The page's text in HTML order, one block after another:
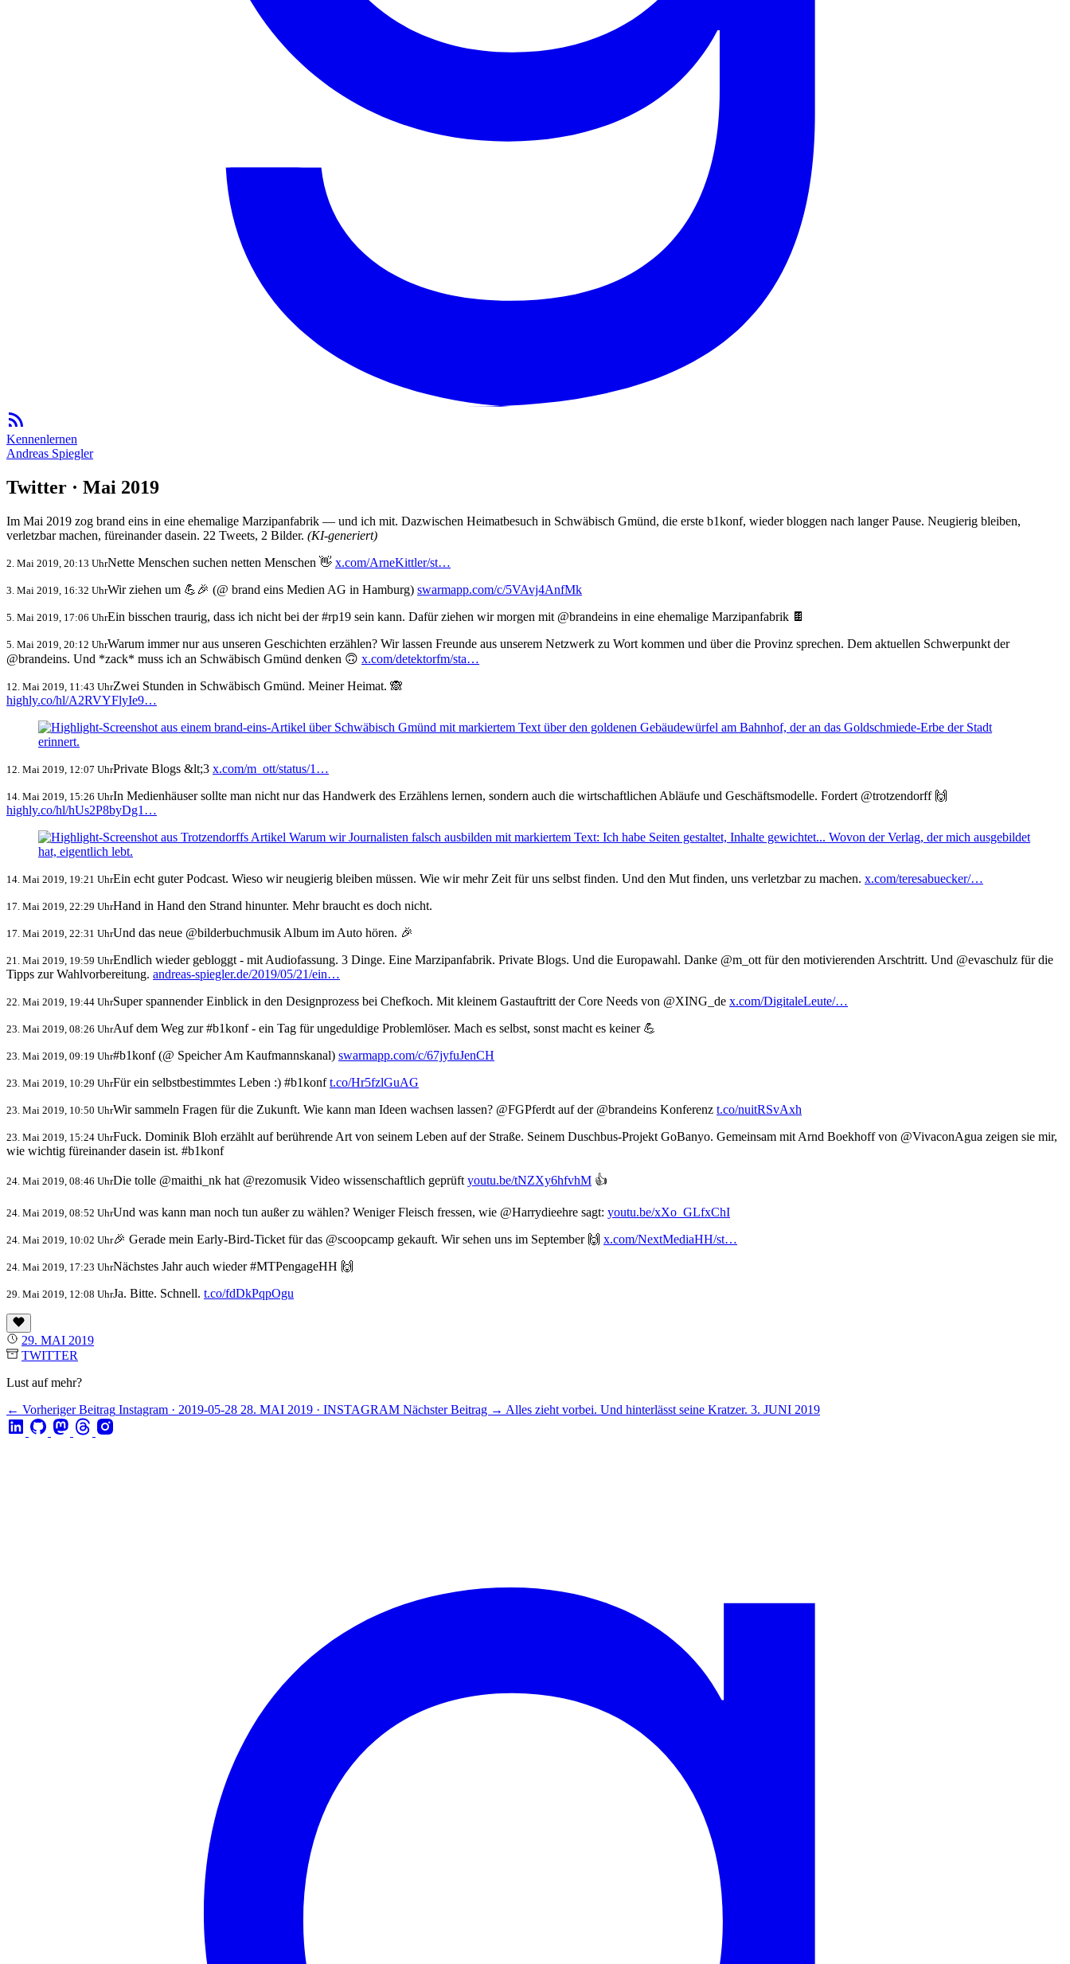
Kennenlernen
Andreas Spiegler
Twitter · Mai 2019
Im Mai 2019 zog brand eins in eine ehemalige Marzipanfabrik — und ich mit. Dazwischen Heimatbesuch in Schwäbisch Gmünd, die erste b1konf, wieder bloggen nach langer Pause. Neugierig bleiben,
verletzbar machen, füreinander dasein. 22 Tweets, 2 Bilder. (KI-generiert)
2. Mai 2019, 20:13 UhrNette Menschen suchen netten Menschen 👋 x.com/ArneKittler/st…
3. Mai 2019, 16:32 UhrWir ziehen um 💪🎉 (@ brand eins Medien AG in Hamburg) swarmapp.com/c/5VAvj4AnfMk
5. Mai 2019, 17:06 UhrEin bisschen traurig, dass ich nicht bei der #rp19 sein kann. Dafür ziehen wir morgen mit @brandeins in eine ehemalige Marzipanfabrik 🍫
5. Mai 2019, 20:12 UhrWarum immer nur aus unseren Geschichten erzählen? Wir lassen Freunde aus unserem Netzwerk zu Wort kommen und über die Provinz sprechen. Dem aktuellen Schwerpunkt der
@brandeins. Und *zack* muss ich an Schwäbisch Gmünd denken 🙃 x.com/detektorfm/sta…
12. Mai 2019, 11:43 UhrZwei Stunden in Schwäbisch Gmünd. Meiner Heimat. 🙈
highly.co/hl/A2RVYFlyIe9…
12. Mai 2019, 12:07 UhrPrivate Blogs &lt;3 x.com/m_ott/status/1…
14. Mai 2019, 15:26 UhrIn Medienhäuser sollte man nicht nur das Handwerk des Erzählens lernen, sondern auch die wirtschaftlichen Abläufe und Geschäftsmodelle. Fordert @trotzendorff 🙌
highly.co/hl/hUs2P8byDg1…
14. Mai 2019, 19:21 UhrEin echt guter Podcast. Wieso wir neugierig bleiben müssen. Wie wir mehr Zeit für uns selbst finden. Und den Mut finden, uns verletzbar zu machen. x.com/teresabuecker/…
17. Mai 2019, 22:29 UhrHand in Hand den Strand hinunter. Mehr braucht es doch nicht.
17. Mai 2019, 22:31 UhrUnd das neue @bilderbuchmusik Album im Auto hören. 🎉
21. Mai 2019, 19:59 UhrEndlich wieder gebloggt - mit Audiofassung. 3 Dinge. Eine Marzipanfabrik. Private Blogs. Und die Europawahl. Danke @m_ott für den motivierenden Arschtritt. Und @evaschulz für die
Tipps zur Wahlvorbereitung. andreas-spiegler.de/2019/05/21/ein…
22. Mai 2019, 19:44 UhrSuper spannender Einblick in den Designprozess bei Chefkoch. Mit kleinem Gastauftritt der Core Needs von @XING_de x.com/DigitaleLeute/…
23. Mai 2019, 08:26 UhrAuf dem Weg zur #b1konf - ein Tag für ungeduldige Problemlöser. Mach es selbst, sonst macht es keiner 💪
23. Mai 2019, 09:19 Uhr#b1konf (@ Speicher Am Kaufmannskanal) swarmapp.com/c/67jyfuJenCH
23. Mai 2019, 10:29 UhrFür ein selbstbestimmtes Leben :) #b1konft.co/Hr5fzlGuAG
23. Mai 2019, 10:50 UhrWir sammeln Fragen für die Zukunft. Wie kann man Ideen wachsen lassen? @FGPferdt auf der @brandeins Konferenz t.co/nuitRSvAxh
23. Mai 2019, 15:24 UhrFuck. Dominik Bloh erzählt auf berührende Art von seinem Leben auf der Straße. Seinem Duschbus-Projekt GoBanyo. Gemeinsam mit Arnd Boekhoff von @VivaconAgua zeigen sie mir,
wie wichtig füreinander dasein ist. #b1konf
24. Mai 2019, 08:46 UhrDie tolle @maithi_nk hat @rezomusik Video wissenschaftlich geprüft youtu.be/tNZXy6hfvhM 👍
24. Mai 2019, 08:52 UhrUnd was kann man noch tun außer zu wählen? Weniger Fleisch fressen, wie @Harrydieehre sagt: youtu.be/xXo_GLfxChI
24. Mai 2019, 10:02 Uhr🎉 Gerade mein Early-Bird-Ticket für das @scoopcamp gekauft. Wir sehen uns im September 🙌 x.com/NextMediaHH/st…
24. Mai 2019, 17:23 UhrNächstes Jahr auch wieder #MTPengageHH 🙌
29. Mai 2019, 12:08 UhrJa. Bitte. Schnell. t.co/fdDkPqpOgu
29. MAI 2019
TWITTER
Lust auf mehr?
← Vorheriger Beitrag Instagram · 2019-05-28 28. MAI 2019 · INSTAGRAM Nächster Beitrag → Alles zieht vorbei. Und hinterlässt seine Kratzer. 3. JUNI 2019